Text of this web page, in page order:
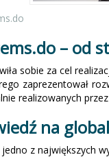
– od
sobie za cel
zaprezentował
realizowanych
na
z największych